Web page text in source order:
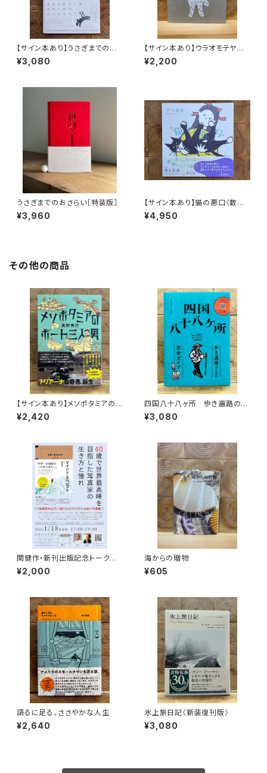
【サイン本あり】うさぎまでのお
さらい［通常版］
¥3,080
【サイン本あり】ウラオモテヤマ
ネコ
¥2,200
うさぎまでのおさらい［特装版］
¥3,960
【サイン本あり】猫の悪口〈数量
限定・オリジナルトート付き〉
¥4,950
その他の商品
【サイン本あり】メソポタミアの
ボート三人男
¥2,420
四国八十八ヶ所 歩き遍路のた
めの完全ガイド
¥3,080
関健作・新刊出版記念トークイ
ベント録画視聴権
¥2,000
海からの贈物
¥605
語るに足る、ささやかな人生
¥2,640
氷上旅日記〈新装復刊版〉
¥3,080